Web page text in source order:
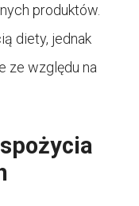
produktów.
diety, jednak
ze względu na